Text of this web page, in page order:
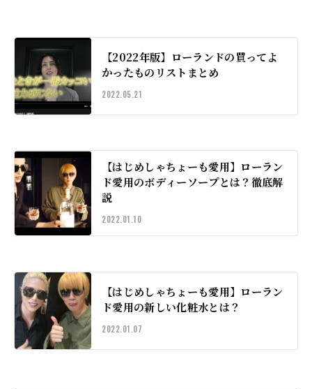
【2022年版】ローランドの買ってよ
かったものリストまとめ
2022.05.21
【はじめしゃちょーも愛用】ローラン
ド愛用のボディーソープとは？徹底解
説
2022.01.10
【はじめしゃちょーも愛用】ローラン
ド愛用の新しい化粧水とは？
2022.01.07